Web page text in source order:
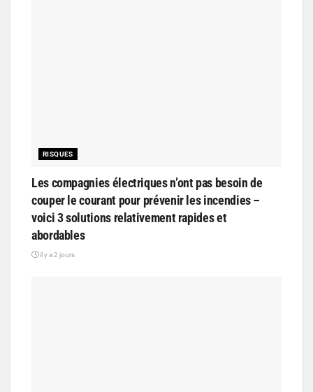
RISQUES
Les compagnies électriques n’ont pas besoin de
couper le courant pour prévenir les incendies –
voici 3 solutions relativement rapides et
abordables
il y a 2 jours